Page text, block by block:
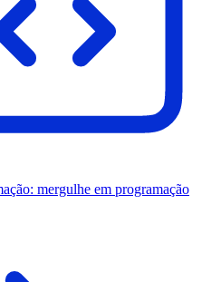
mergulhe em programação